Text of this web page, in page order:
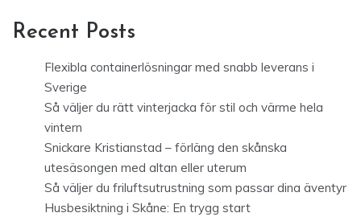
Recent Posts
Flexibla containerlösningar med snabb leverans i
Sverige
Så väljer du rätt vinterjacka för stil och värme hela
vintern
Snickare Kristianstad – förläng den skånska
utesäsongen med altan eller uterum
Så väljer du friluftsutrustning som passar dina äventyr
Husbesiktning i Skåne: En trygg start